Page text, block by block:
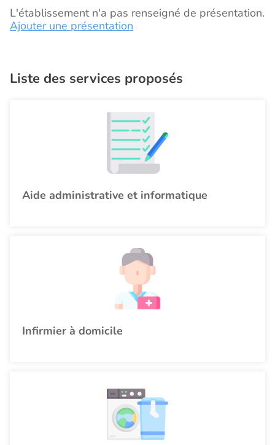
L'établissement n'a pas renseigné de présentation.
Ajouter une présentation
Liste des services proposés
Aide administrative et informatique
Infirmier à domicile